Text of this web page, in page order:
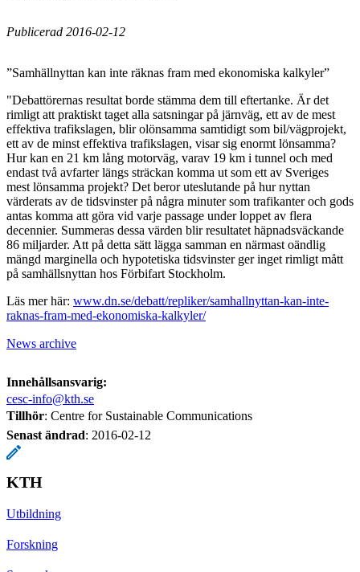
Publicerad 2016-02-12
”Samhällnyttan kan inte räknas fram med ekonomiska kalkyler”
"Debattörernas resultat borde stämma dem till eftertanke. Är det
rimligt att praktiskt taget alla satsningar på järnväg, ett av de mest
effektiva trafikslagen, blir olönsamma samtidigt som bil/vägprojekt,
ett av de minst effektiva trafikslagen, visar sig enormt lönsamma?
Hur kan en 21 km lång motorväg, varav 19 km i tunnel och med
endast två avfarter längs sträckan komma ut som ett av Sveriges
mest lönsamma projekt? Det beror uteslutande på hur nyttan
värderats av de tidsvinster på några minuter som trafikanter och gods
antas komma att göra vid varje passage under loppet av flera
decennier. Summeras dessa värden blir resultatet häpnadsväckande
86 miljarder. Att på detta sätt lägga samman en närmast oändlig
mängd marginella och hypotetiska tidsvinster ger inget rimligt mått
på samhällsnyttan hos Förbifart Stockholm.
Läs mer här: www.dn.se/debatt/repliker/samhallnyttan-kan-inte-
raknas-fram-med-ekonomiska-kalkyler/
News archive
Innehållsansvarig:
cesc-info@kth.se
Tillhör: Centre for Sustainable Communications
Senast ändrad: 2016-02-12
KTH
Utbildning
Forskning